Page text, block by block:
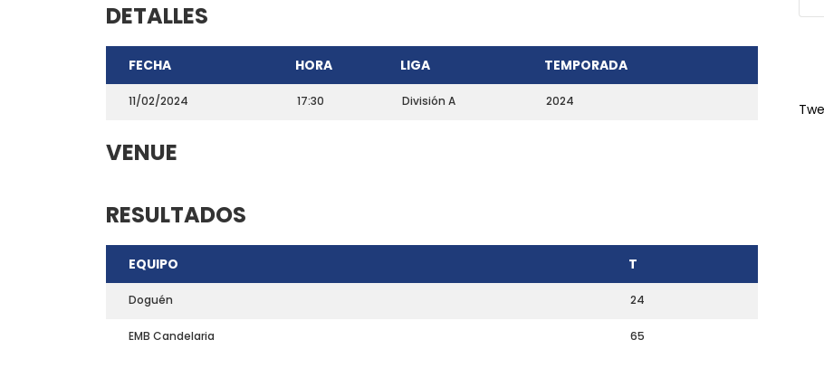
DETALLES
FECHA HORA LIGA TEMPORADA
11/02/2024 17:30 División A 2024
VENUE
RESULTADOS
EQUIPO T
Doguén 24
EMB Candelaria 65
Teléfono: 661703772
Email:direccion@marchadeportiva.com
San Sebastián de La Gomera